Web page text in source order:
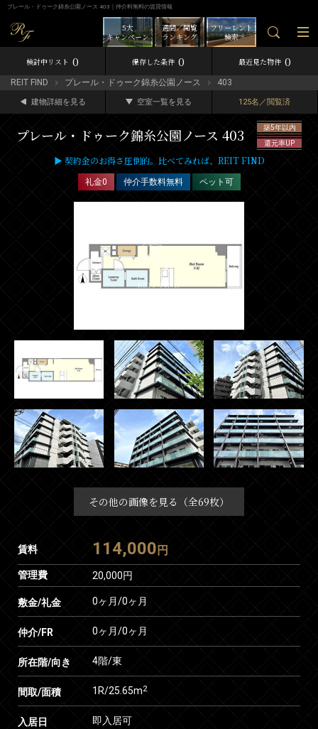
プレール・ドゥーク錦糸公園ノース 403｜仲介料無料の賃貸情報
フリーレント
検索
週間／閲覧
ランキング
5大
キャンペーン
検討中リスト 0 保存した条件 0 最近見た物件 0
REIT FIND プレール・ドゥーク錦糸公園ノース 403
建物詳細を見る 空室一覧を見る 125名／閲覧済
プレール・ドゥーク錦糸公園ノース 403
築5年以内
還元率UP
▶ 契約金のお得さ圧倒的。比べてみれば、REIT FIND
礼金0 仲介手数料無料 ペット可
その他の画像を見る（全69枚）
賃料 114,000 円
管理費 20,000円
敷金/礼金 0ヶ月/0ヶ月
仲介/FR 0ヶ月/0ヶ月
所在階/向き 4階/東
間取/面積 1R/25.65m2
入居日 即入居可